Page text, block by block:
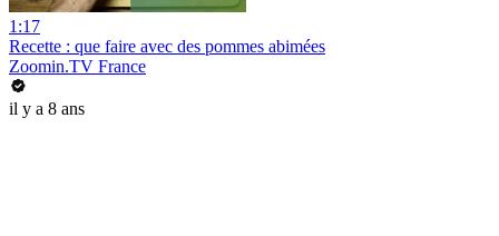
1:17
Recette : que faire avec des pommes abimées
Zoomin.TV France
il y a 8 ans